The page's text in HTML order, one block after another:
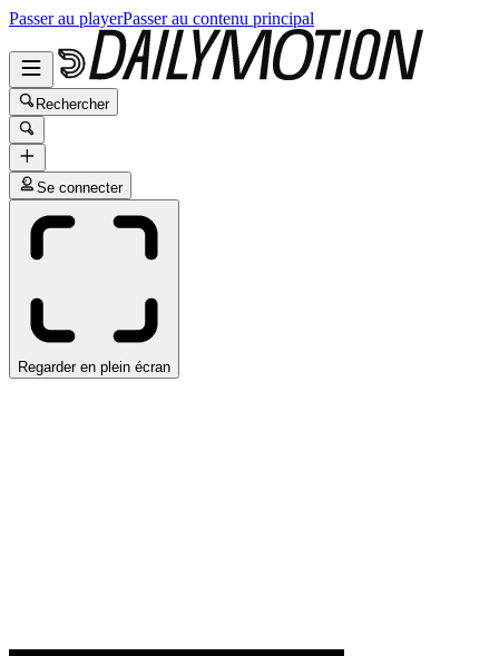
Passer au playerPasser au contenu principal
Rechercher
Se connecter
Regarder en plein écran